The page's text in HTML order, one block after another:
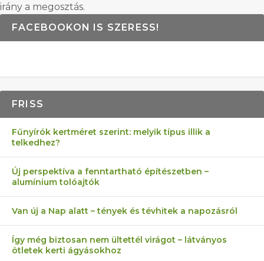
irány a megosztás.
FACEBOOKON IS SZERESS!
FRISS
Fűnyírók kertméret szerint: melyik típus illik a
telkedhez?
Új perspektíva a fenntartható építészetben –
alumínium tolóajtók
Van új a Nap alatt – tények és tévhitek a napozásról
Így még biztosan nem ültettél virágot – látványos
ötletek kerti ágyásokhoz